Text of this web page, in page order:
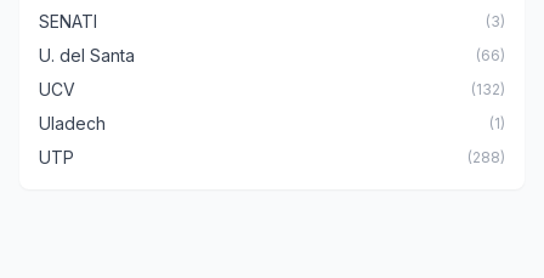
SENATI (3)
U. del Santa (66)
UCV (132)
Uladech (1)
UTP (288)